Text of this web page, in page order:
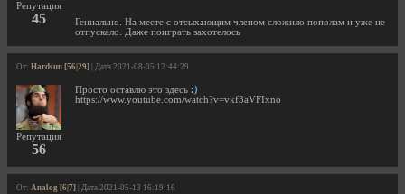
Репутация
45
Гениально. На месте с отсыхающим членом сложило пополам и уже не
отпускало. Даже поиграть захотелось
От: Hardsun [56|29] | Дата 2021-08-05 12:44:29
Репутация
56
Просто оставлю это здесь
https://www.youtube.com/watch?v=vkf3aVFIxno
От: Analog [6|7] | Дата 2021-05-13 16:19:16